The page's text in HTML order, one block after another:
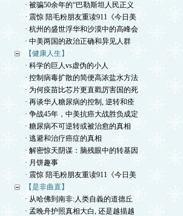
· 被骗50余年的“巴勒斯坦人民正义
· 震惊 陪毛粉朋友重读911《今日美
· 杭州的盛世浮华和沙漠中的高峰会
· 中美两国的政治正确和异见人群
【健康人生】
· 科学的巨人vs虚伪的小人
· 控制病毒扩散的简便高浓盐水方法
· 为何疫苗比芯片更直戳厉害国的死
· 再谈华人糖尿病的控制, 逆转和痊
· 争战45年，中美抗癌大战胜负成定
· 糖尿病不可逆转或被治愈的真相
· 逃避和治疗癌症的真相
· 解密惊天阴谋：脑残眼中的转基因
· 月饼趣事
· 震惊 陪毛粉朋友重读911《今日美
【是非曲直】
· 从哈佛到南非:人类自義的道德丘
· 孟晚舟护照真相大白, 还是越描越